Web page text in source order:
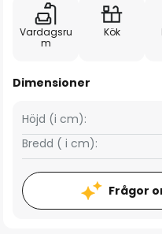
Vardagsru
m
Kök
Dimensioner
Bredd ( i cm):
Höjd (i cm):
Frågor